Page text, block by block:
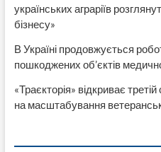
українських аграріїв
бізнесу»
В Україні продовжується
пошкоджених об’єктів
«Траєкторія» відкриває
на масштабування